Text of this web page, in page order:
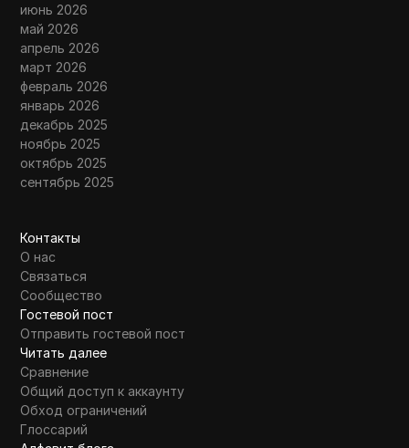
июнь 2026
май 2026
апрель 2026
март 2026
февраль 2026
январь 2026
декабрь 2025
ноябрь 2025
октябрь 2025
сентябрь 2025
Контакты
О нас
Связаться
Сообщество
Гостевой пост
Отправить гостевой пост
Читать далее
Сравнение
Общий доступ к аккаунту
Обход ограничений
Глоссарий